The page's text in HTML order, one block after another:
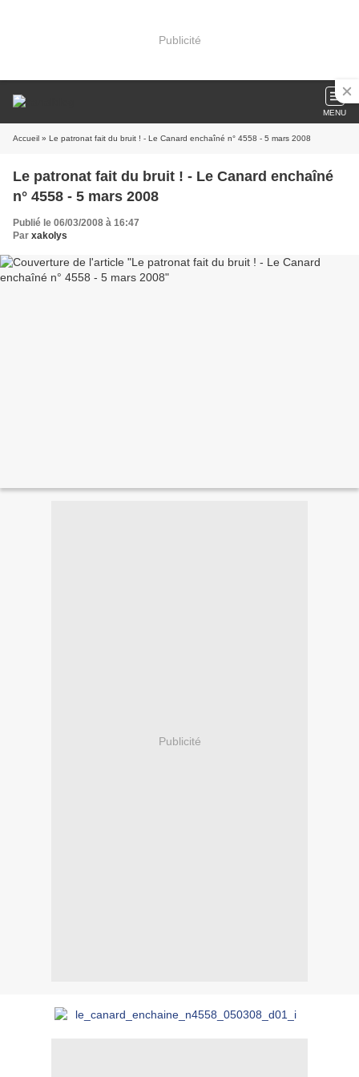
Publicité
MENU
Accueil » Le patronat fait du bruit ! - Le Canard enchaîné n° 4558 - 5 mars 2008
Le patronat fait du bruit ! - Le Canard enchaîné
n° 4558 - 5 mars 2008
Publié le 06/03/2008 à 16:47
Par xakolys
Publicité